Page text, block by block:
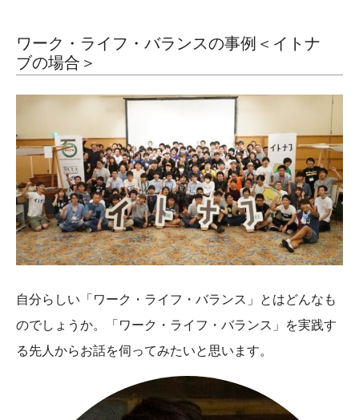
ワーク・ライフ・バランスの事例＜イトナ
ブの場合＞
自分らしい「ワーク・ライフ・バランス」とはどんなも
のでしょうか。「ワーク・ライフ・バランス」を実践す
る先人からお話を伺ってみたいと思います。